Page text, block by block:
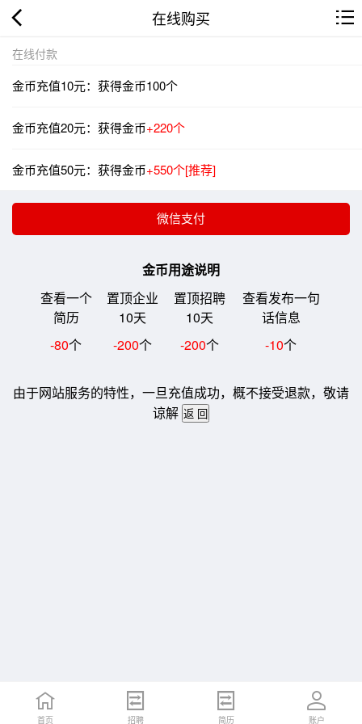
在线购买
在线付款
金币充值10元：获得金币100个
金币充值20元：获得金币+220个
金币充值50元：获得金币+550个[推荐]
金币用途说明
查看一个
简历
置顶企业
10天
置顶招聘
10天
查看发布一句
话信息
-80个 -200个 -200个 -10个
由于网站服务的特性，一旦充值成功，概不接受退款，敬请
谅解
首页 招聘 简历 账户